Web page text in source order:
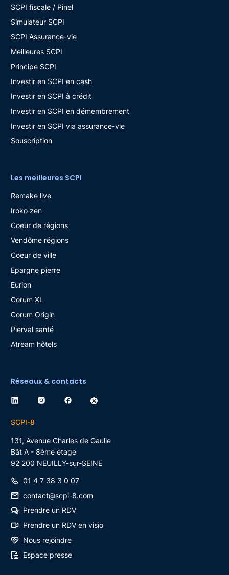
SCPI fiscale / Pinel
Simulateur SCPI
SCPI Assurance-vie
Meilleures SCPI
Principe SCPI
Investir en SCPI en cash
Investir en SCPI à crédit
Investir en SCPI en démembrement
Investir en SCPI via assurance-vie
Souscription
Les meilleures SCPI
Remake live
Iroko zen
Coeur de régions
Vendôme régions
Coeur de ville
Epargne pierre
Eurion
Corum XL
Corum Origin
Pierval santé
Atream hôtels
Réseaux & contacts
SCPI-8
131, Avenue Charles de Gaulle
Bât A - 8ème étage
92 200 NEUILLY-sur-SEINE
01 4 7 38 3 0 07
contact@scpi-8.com
Prendre un RDV
Prendre un RDV en visio
Nous rejoindre
Espace presse